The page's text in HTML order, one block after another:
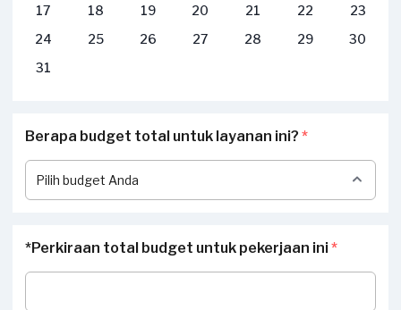
17
18 19 20 21 22
23
24
25 26 27 28 29
30
31
Berapa budget total untuk layanan ini? *
*Perkiraan total budget untuk pekerjaan ini*